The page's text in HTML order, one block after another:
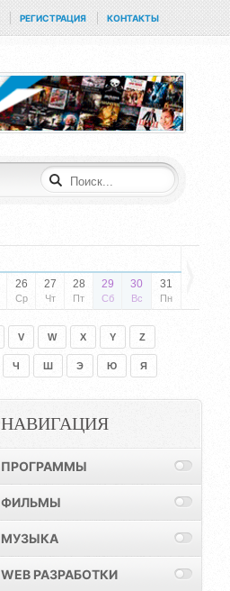
РЕГИСТРАЦИЯ КОНТАКТЫ
26
Ср
27
Чт
28
Пт
29
Сб
30
Вс
31
Пн
V W X Y Z
Ч Ш Э Ю Я
НАВИГАЦИЯ
ПРОГРАММЫ
ФИЛЬМЫ
МУЗЫКА
WEB РАЗРАБОТКИ